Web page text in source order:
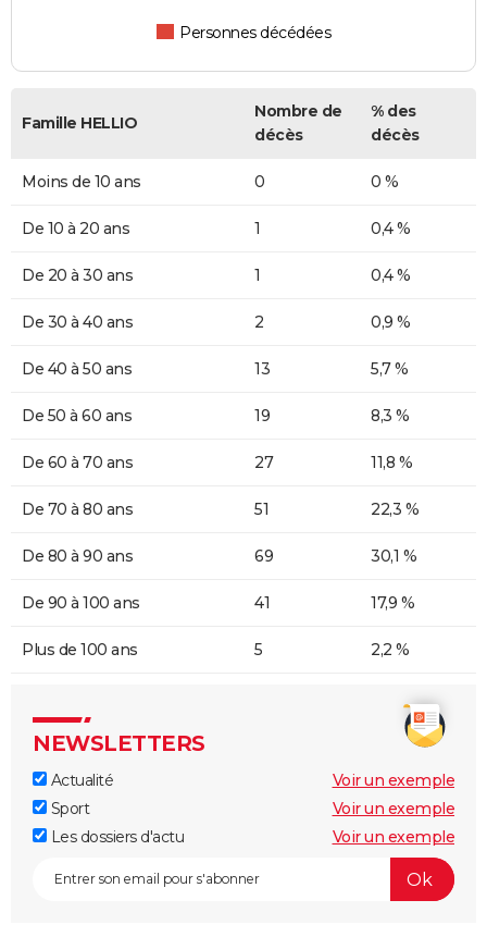
Personnes décédées
Famille HELLIO
Nombre de
décès
% des
décès
Moins de 10 ans 0 0 %
De 10 à 20 ans 1 0,4 %
De 20 à 30 ans 1 0,4 %
De 30 à 40 ans 2 0,9 %
De 40 à 50 ans 13 5,7 %
De 50 à 60 ans 19 8,3 %
De 60 à 70 ans 27 11,8 %
De 70 à 80 ans 51 22,3 %
De 80 à 90 ans 69 30,1 %
De 90 à 100 ans 41 17,9 %
Plus de 100 ans 5 2,2 %
NEWSLETTERS
Actualité
Voir un exemple
Sport
Voir un exemple
Les dossiers d'actu
Voir un exemple